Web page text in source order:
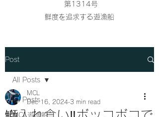
第1314号
鮮度を追求する遊漁船
Post
All Posts
MCL遊漁船
All Posts
MCL
Dec 16, 2024 3 min read